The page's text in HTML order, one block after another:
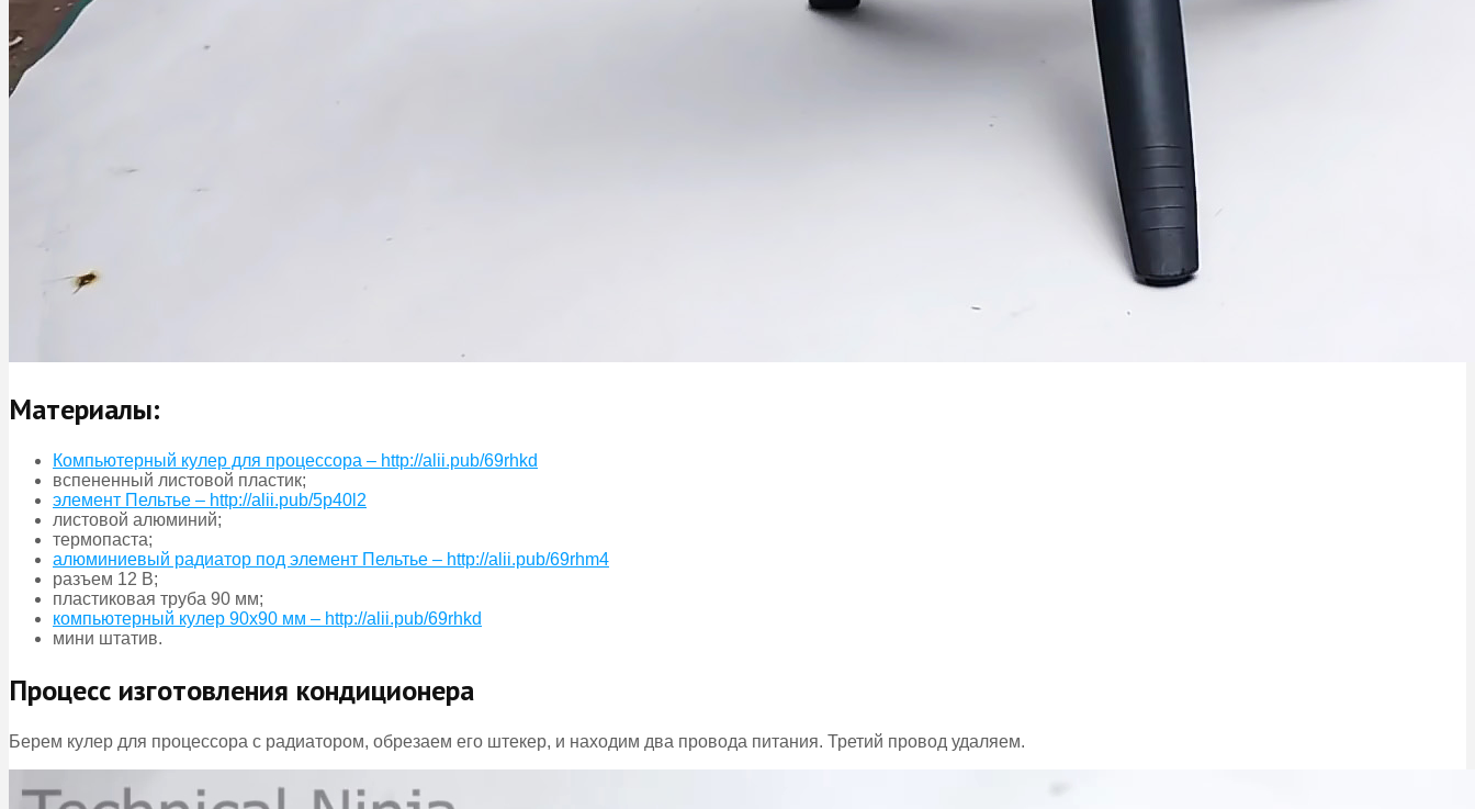
Материалы:
Компьютерный кулер для процессора – http://alii.pub/69rhkd
вспененный листовой пластик;
элемент Пельтье – http://alii.pub/5p40l2
листовой алюминий;
термопаста;
алюминиевый радиатор под элемент Пельтье – http://alii.pub/69rhm4
разъем 12 В;
пластиковая труба 90 мм;
компьютерный кулер 90х90 мм – http://alii.pub/69rhkd
мини штатив.
Процесс изготовления кондиционера
Берем кулер для процессора с радиатором, обрезаем его штекер, и находим два провода питания. Третий провод удаляем.